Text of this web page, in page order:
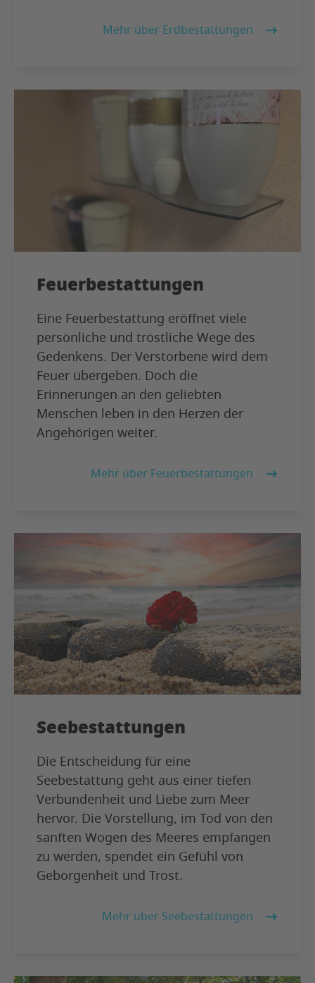
Mehr über Erdbestattungen
Feuerbestattungen
Eine Feuerbestattung eröffnet viele
persönliche und tröstliche Wege des
Gedenkens. Der Verstorbene wird dem
Feuer übergeben. Doch die
Erinnerungen an den geliebten
Menschen leben in den Herzen der
Angehörigen weiter.
Mehr über Feuerbestattungen
Seebestattungen
Die Entscheidung für eine
Seebestattung geht aus einer tiefen
Verbundenheit und Liebe zum Meer
hervor. Die Vorstellung, im Tod von den
sanften Wogen des Meeres empfangen
zu werden, spendet ein Gefühl von
Geborgenheit und Trost.
Mehr über Seebestattungen